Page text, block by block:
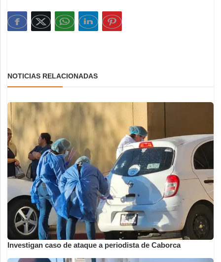
NOTICIAS RELACIONADAS
Investigan caso de ataque a periodista de Caborca